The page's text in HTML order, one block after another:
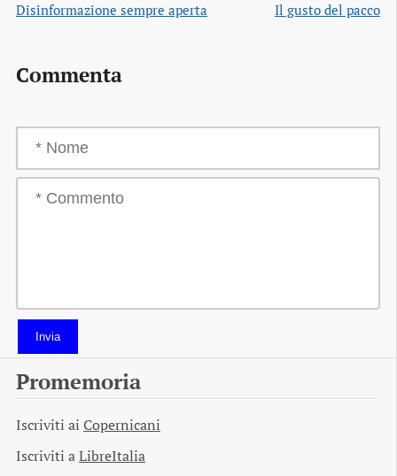
Disinformazione sempre aperta
Il gusto del pacco
Commenta
Invia
Promemoria
Iscriviti ai Copernicani
Iscriviti aLibreItalia